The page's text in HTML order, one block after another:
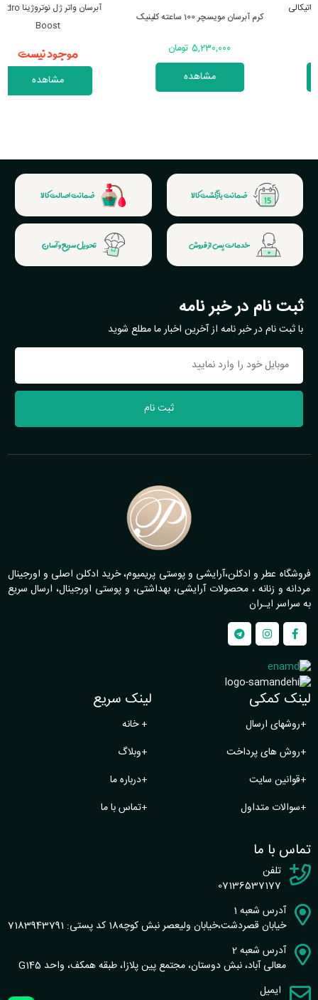
کرم آبرسان مویسچر 100 ساعته کلینیک
5,230,000 تومان
آبرسان واتر ژل نوتروژینا Hydro
موجود نیست
ضمانت بازگشت کالا ضمانت اصالت کالا
خدمات پس از فروش تحویل سریع و آسان
ثبت نام در خبر نامه
با ثبت نام در خبر نامه از آخرین اخبار ما مطلع شوید
ثبت نام
فروشگاه عطر و ادکلن،آرایشی و پوستی پریمیوم، خرید ادکلن اصلی و اورجینال
مردانه و زنانه ، محصولات آرایشی، بهداشتی، و پوستی اورجینال، ارسال سریع
به سراسر ایـران
لینک کمکی
+روشهای ارسال
+روش های پرداخت
+قوانین سایت
+سوالات متداول
لینک سریع
+خانه
+وبلاگ
+درباره ما
+تماس با ما
تماس با ما
تلفن
07136537177
آدرس شعبه 1
خیابان قصردشت،خیابان ولیعصر نبش کوچه18 کد پستی: 7183943791
آدرس شعبه 2
معالی آباد، نبش دوستان، مجتمع پین پلازا، طبقه همکف، واحد G145
ایمیل